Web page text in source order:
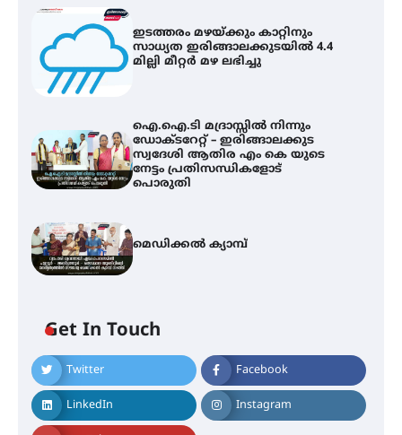
ഇടത്തരം മഴയ്ക്കും കാറ്റിനും
സാധ്യത ഇരിങ്ങാലക്കുടയിൽ 4.4
മില്ലി മീറ്റർ മഴ ലഭിച്ചു
ഐ.ഐ.ടി മദ്രാസ്സിൽ നിന്നും
ഡോക്ടറേറ്റ് – ഇരിങ്ങാലക്കുട
സ്വദേശി ആതിര എം കെ യുടെ
നേട്ടം പ്രതിസന്ധികളോട്
പൊരുതി
മെഡിക്കൽ ക്യാമ്പ്
Get In Touch
Twitter Facebook
LinkedIn Instagram
ഇടത്തരം മഴയ്ക്കും കാറ്റിനും
സാധ്യത ഇരിങ്ങാലക്കുടയിൽ 4.4
മില്ലി മീറ്റർ മഴ ലഭിച്ചു